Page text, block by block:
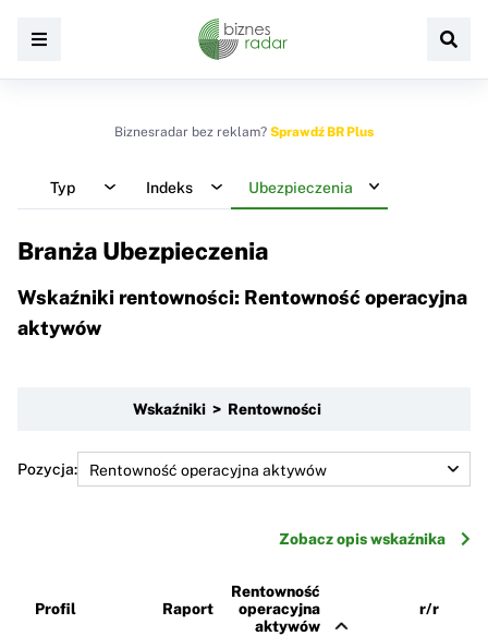
Biznesradar bez reklam? Sprawdź BR Plus
Typ Indeks Ubezpieczenia
Branża Ubezpieczenia
Wskaźniki rentowności: Rentowność operacyjna
aktywów
Wskaźniki > Rentowności
Pozycja:
Zobacz opis wskaźnika
Profil Raport
Rentowność
operacyjna
aktywów
r/r